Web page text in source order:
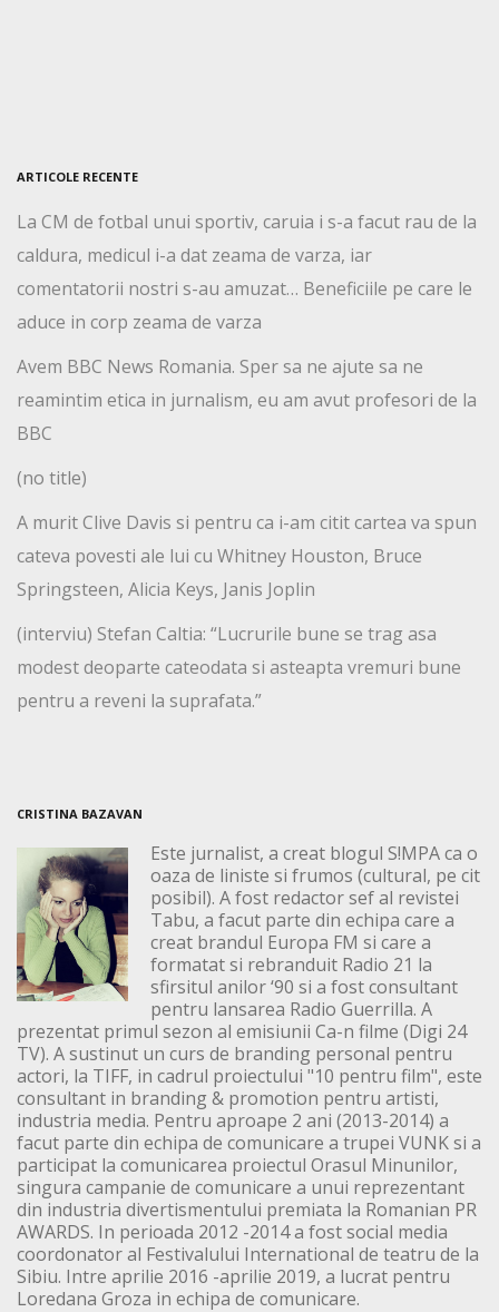
ARTICOLE RECENTE
La CM de fotbal unui sportiv, caruia i s-a facut rau de la
caldura, medicul i-a dat zeama de varza, iar
comentatorii nostri s-au amuzat… Beneficiile pe care le
aduce in corp zeama de varza
Avem BBC News Romania. Sper sa ne ajute sa ne
reamintim etica in jurnalism, eu am avut profesori de la
BBC
(no title)
A murit Clive Davis si pentru ca i-am citit cartea va spun
cateva povesti ale lui cu Whitney Houston, Bruce
Springsteen, Alicia Keys, Janis Joplin
(interviu) Stefan Caltia: “Lucrurile bune se trag asa
modest deoparte cateodata si asteapta vremuri bune
pentru a reveni la suprafata.”
CRISTINA BAZAVAN
Este jurnalist, a creat blogul S!MPA ca o
oaza de liniste si frumos (cultural, pe cit
posibil). A fost redactor sef al revistei
Tabu, a facut parte din echipa care a
creat brandul Europa FM si care a
formatat si rebranduit Radio 21 la
sfirsitul anilor ‘90 si a fost consultant
pentru lansarea Radio Guerrilla. A
prezentat primul sezon al emisiunii Ca-n filme (Digi 24
TV). A sustinut un curs de branding personal pentru
actori, la TIFF, in cadrul proiectului "10 pentru film", este
consultant in branding & promotion pentru artisti,
industria media. Pentru aproape 2 ani (2013-2014) a
facut parte din echipa de comunicare a trupei VUNK si a
participat la comunicarea proiectul Orasul Minunilor,
singura campanie de comunicare a unui reprezentant
din industria divertismentului premiata la Romanian PR
AWARDS. In perioada 2012 -2014 a fost social media
coordonator al Festivalului International de teatru de la
Sibiu. Intre aprilie 2016 -aprilie 2019, a lucrat pentru
Loredana Groza in echipa de comunicare.